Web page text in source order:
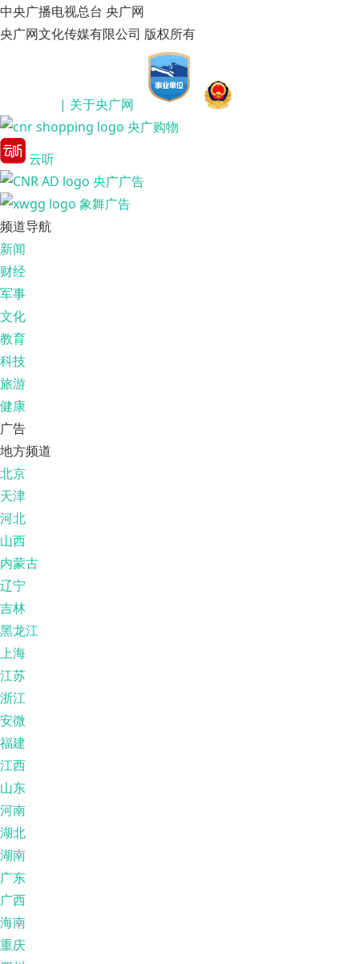
中央广播电视总台 央广网
央广网文化传媒有限公司 版权所有
| 关于央广网
央广购物
云听
央广广告
象舞广告
频道导航
新闻
财经
军事
文化
教育
科技
旅游
健康
广告
地方频道
北京
天津
河北
山西
内蒙古
辽宁
吉林
黑龙江
上海
江苏
浙江
安微
福建
江西
山东
河南
湖北
湖南
广东
广西
海南
重庆